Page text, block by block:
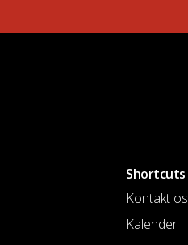
Shortcuts
Kontakt os
Kalender